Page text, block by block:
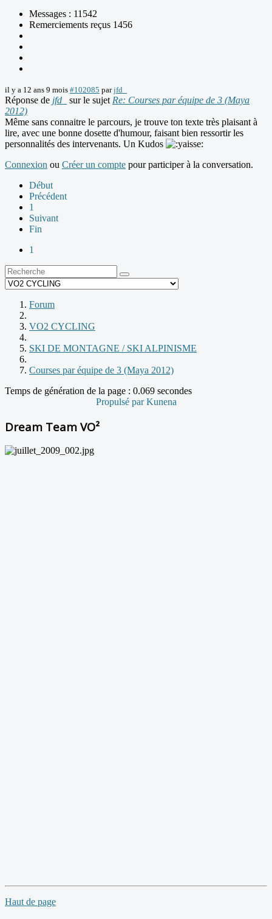
Messages : 11542
Remerciements reçus 1456
il y a 12 ans 9 mois #102085 parjfd_
Réponse de jfd_ sur le sujet Re: Courses par équipe de 3 (Maya
2012)
Même sans connaitre le parcours, je trouve ton texte très plaisant à
lire, avec une bonne dosette d'humour, faisant bien ressortir les
personnalités des intervenants. Un Kudos
Connexion ou Créer un compte pour participer à la conversation.
Début
Précédent
1
Suivant
Fin
1
Forum
VO2 CYCLING
SKI DE MONTAGNE / SKI ALPINISME
Courses par équipe de 3 (Maya 2012)
Temps de génération de la page : 0.069 secondes
Propulsé parKunena
Dream Team VO²
Haut de page